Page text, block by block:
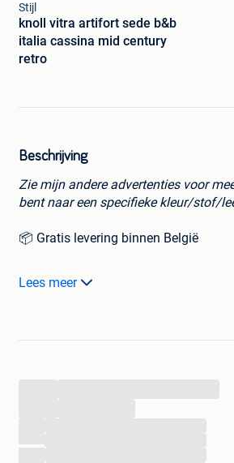
Stijl
knoll vitra artifort sede b&b
italia cassina mid century
retro
Beschrijving
Zie mijn andere advertenties voor
bent naar een specifieke kleur/stof/
📦 Gratis levering binnen België
Productinformatie:
Lees meer